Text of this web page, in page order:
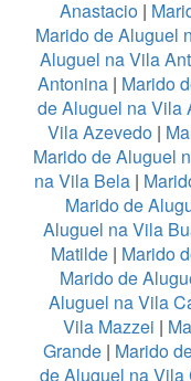
Anastacio |
Marido de Aluguel
Aluguel na Vila
Antonina | Marido
de Aluguel na Vila
Vila Azevedo|
Marido de Aluguel
na Vila Bela |
Marido de
Aluguel na Vila
Matilde | Marido
Marido de
Aluguel na Vila
Vila Mazzei |
Grande | Marido
de Aluguel na Vila